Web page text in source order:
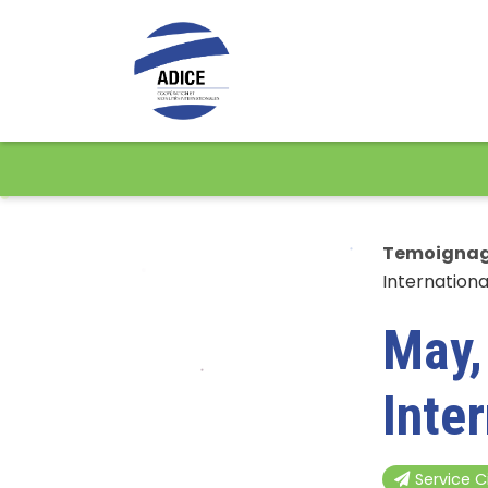
Service